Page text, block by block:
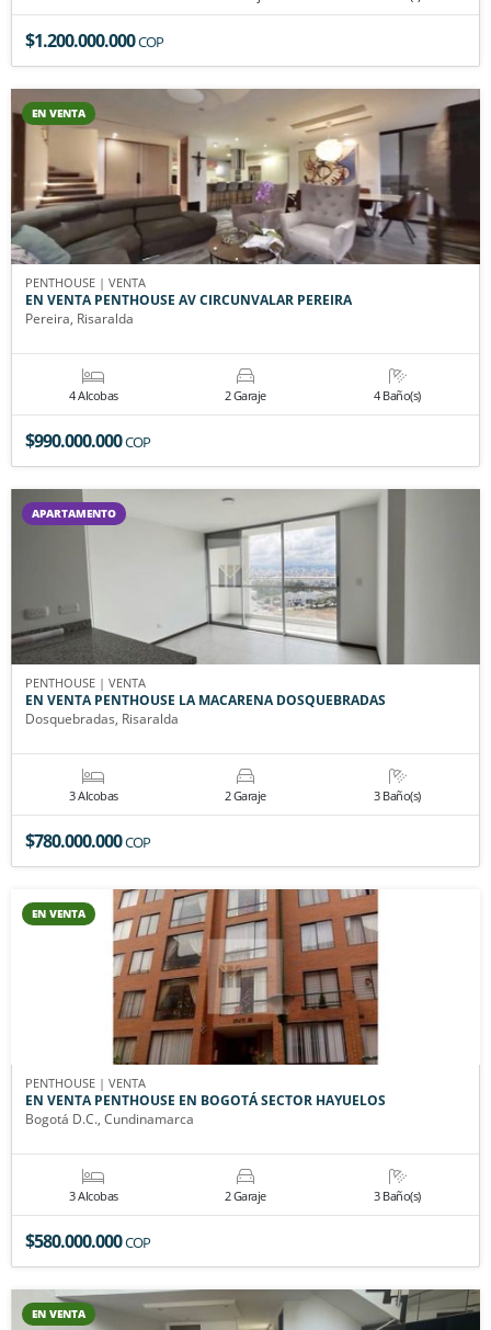
$1.200.000.000COP
EN VENTA
PENTHOUSE | VENTA
EN VENTA PENTHOUSE AV CIRCUNVALAR PEREIRA
Pereira, Risaralda
4 Alcobas 2 Garaje 4 Baño(s)
$990.000.000COP
APARTAMENTO
PENTHOUSE | VENTA
EN VENTA PENTHOUSE LA MACARENA DOSQUEBRADAS
Dosquebradas, Risaralda
3 Alcobas 2 Garaje 3 Baño(s)
$780.000.000COP
EN VENTA
PENTHOUSE | VENTA
EN VENTA PENTHOUSE EN BOGOTÁ SECTOR HAYUELOS
Bogotá D.C., Cundinamarca
3 Alcobas 2 Garaje 3 Baño(s)
$580.000.000COP
EN VENTA